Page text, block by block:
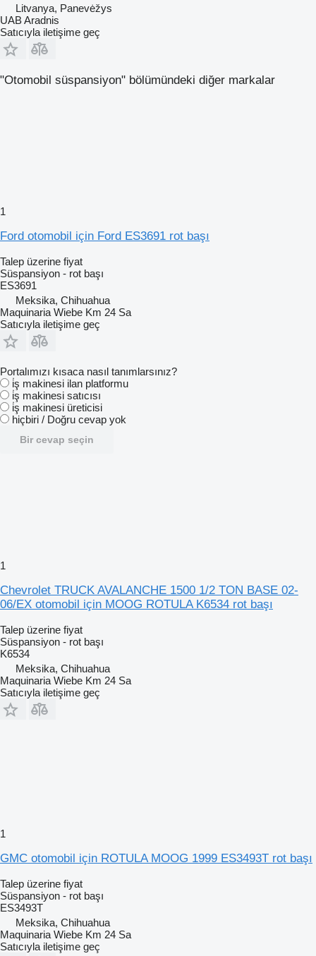
Litvanya, Panevėžys
UAB Aradnis
Satıcıyla iletişime geç
"Otomobil süspansiyon" bölümündeki diğer markalar
1
Ford otomobil için Ford ES3691 rot başı
Talep üzerine fiyat
Süspansiyon - rot başı
ES3691
Meksika, Chihuahua
Maquinaria Wiebe Km 24 Sa
Satıcıyla iletişime geç
Portalımızı kısaca nasıl tanımlarsınız?
i̇ş makinesi ilan platformu
i̇ş makinesi satıcısı
i̇ş makinesi üreticisi
hiçbiri / Doğru cevap yok
Bir cevap seçin
1
Chevrolet TRUCK AVALANCHE 1500 1/2 TON BASE 02-
06/EX otomobil için MOOG ROTULA K6534 rot başı
Talep üzerine fiyat
Süspansiyon - rot başı
K6534
Meksika, Chihuahua
Maquinaria Wiebe Km 24 Sa
Satıcıyla iletişime geç
1
GMC otomobil için ROTULA MOOG 1999 ES3493T rot başı
Talep üzerine fiyat
Süspansiyon - rot başı
ES3493T
Meksika, Chihuahua
Maquinaria Wiebe Km 24 Sa
Satıcıyla iletişime geç